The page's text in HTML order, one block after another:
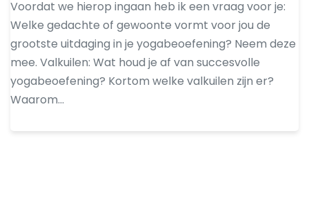
Voordat we hierop ingaan heb ik een vraag voor je:
Welke gedachte of gewoonte vormt voor jou de
grootste uitdaging in je yogabeoefening? Neem deze
mee. Valkuilen: Wat houd je af van succesvolle
yogabeoefening? Kortom welke valkuilen zijn er?
Waarom…